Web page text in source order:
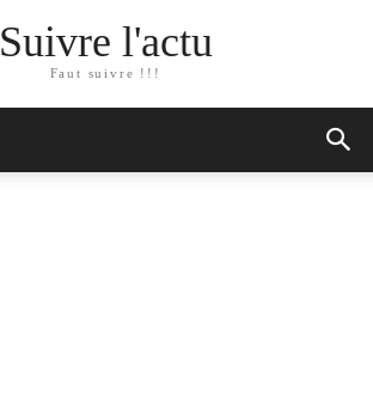
Suivre l'actu
Faut suivre !!!